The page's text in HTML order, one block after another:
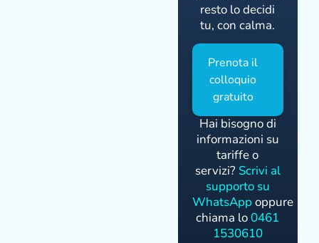
resto lo decidi
tu, con calma.
Prenota il
colloquio
gratuito
Hai bisogno di
informazioni su
tariffe o
servizi? Scrivi al
supporto su
WhatsApp oppure
chiama lo 0461
1530610